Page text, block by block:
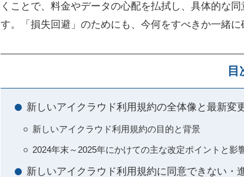
くことで、料金やデータの心配を払拭し、具体的な
す。「損失回避」のためにも、今何をすべきか一緒に
目
新しいアイクラウド利用規約の全体像と最新変
新しいアイクラウド利用規約の目的と背景
2024年末～2025年にかけての主な改定ポイントと影
新しいアイクラウド利用規約に同意できない・